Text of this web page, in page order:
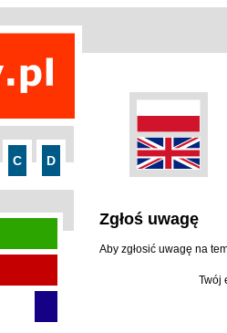
C D
Zgłoś uwagę
Aby zgłosić uwagę na
Twój